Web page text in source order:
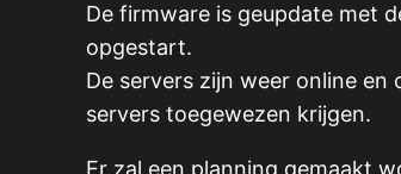
De firmware is geupdate met
opgestart.
De servers zijn weer online
servers toegewezen krijgen.